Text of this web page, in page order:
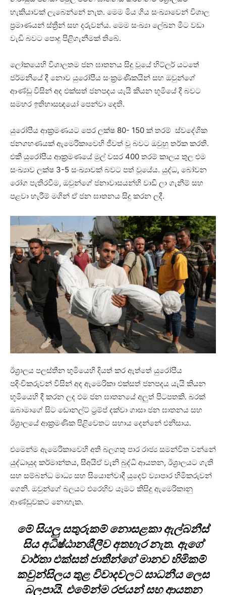
හැකියාවක් ලැබෙන්නේ නැත. මෙම මිය ගිය සංඛ්‍යාවෙන් විශාල
ප්‍රමාණයන් ස්ත්‍රීන් සහ දරුවන්ය. මෙම සංඛ්‍යා ලේඛන මීට වඩා
වැඩි බවට පොදු පිළිගැනීමක් තිබේ.
ලෝකයෙහි විශාලතම ජන ඝාතනය සිදු වූයේ හිට්ලර් යටතේ
ජර්මනියේ දී නොව යුරෝපීය සංක්‍රමණිකයින් සහ ඔවුන්ගේ
ආණ්ඩු විසින් අද එක්සත් ජනපදය යැයි කියන භූමියේ දී බවට
සමහර ඉතිහාසඥයෝ පෙන්වා දෙති.
යුරෝපීය ආක්‍රමණයට පෙර ලක්ෂ 80- 150 ක් තරම් ස්වදේශික
ජනගහණයක් ඇමෙරිකාවෙහි ජීවත් වූ බවට ඔවුහු තර්ක කරති.
එකී යුරෝපීය ආක්‍රමණයේ මුල් වසර 400 තරම් කාලය තුල එම
සංඛ්‍යාව ලක්ෂ 3-5 සංඛ්‍යාවක් බවට පත් වූයේය. යුද්ධ, බෝවන
රෝග පැතිරවීම, ඔවුන්ගේ ජනාවාසයන්හි වාඩි ලා ගැනීම් සහ
පළවා හැරීම් මගින් ඒ ජන ඝාතනය සිදු කරන ලදී.
ඊශ්‍රාලය පලස්තීන භුමියෙහි දියත් කර ඇත්තේ යුරෝපීය
පදිංචිකරුවන් විසින් අද ඇමෙරිකා එක්සත් ජනපදය යැයි කියන
භූමියෙහි දී කරන ලද එම ජන ඝාතනයේ අලුත් පිටපතකි. බරක්
ඔබාමාගේ සිට ඩොනල්ට් ට්‍රම්ප් දක්වා ගාසා ජන ඝාතනය සහ
ඊශ්‍රාලයේ ආක්‍රමණික පිළිවෙතට සහාය දෙන්නේ එනිසාය.
එමෙන්ම ඇමෙරිකාවෙහි අති බලගතු පාර රාජ්‍ය සමන්විත වන්නේ
යුද්ධායුද කර්මාන්තය, සීඅයිඒ වැනි බුද්ධි ආයතන, ඊශ්‍රාලයට ගැති
සහ සම්බන්ධ මාධ්‍ය සහ සියොන්වාදී යුදෙව් ව්‍යාපාර හිමිකරුවන්
ගෙනි. ඔවුන්ගේ බලයට එරෙහිව යෑමට කිසිදු ඇමෙරිකානු
ආණ්ඩුවකට නොහැක.
මේ සියලු සතුරුකම් නොසළකා ඇල්බනීස්
සිය අධිෂ්ඨානශීලීව අතහැර නැත. ඇගේ
වාර්තා එක්සත් ජාතීන්ගේ මානව හිමිකම්
කවුන්සිලය තුළ විවාදවලට සාධනීය ලෙස
බලපායි. එමේන්ම රජයන් සහ ආයතන